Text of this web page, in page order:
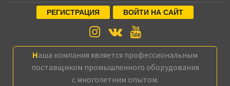
РЕГИСТРАЦИЯ ВОЙТИ НА САЙТ
Наша компания является профессиональным
поставщиком промышленного оборудования
с многолетним опытом.